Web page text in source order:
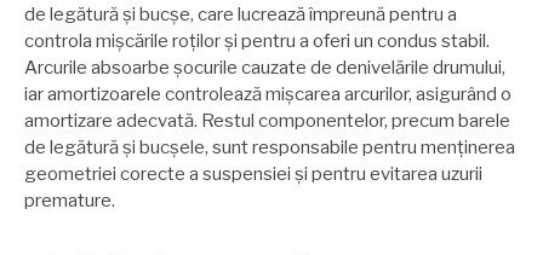
de legătură și bucșe, care lucrează împreună pentru a
controla mișcările roților și pentru a oferi un condus stabil.
Arcurile absoarbe șocurile cauzate de denivelările drumului,
iar amortizoarele controlează mișcarea arcurilor, asigurând o
amortizare adecvată. Restul componentelor, precum barele
de legătură și bucșele, sunt responsabile pentru menținerea
geometriei corecte a suspensiei și pentru evitarea uzurii
premature.